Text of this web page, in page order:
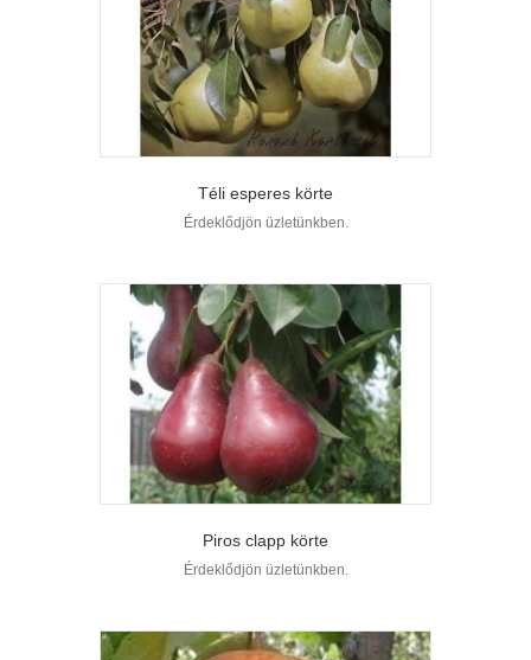
Téli esperes körte
Érdeklődjön üzletünkben.
Piros clapp körte
Érdeklődjön üzletünkben.